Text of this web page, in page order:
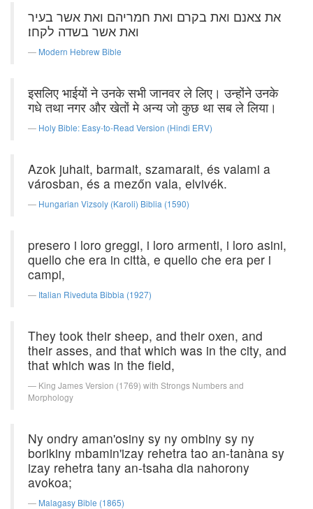
את צאנם ואת בקרם ואת חמריהם ואת אשר בעיר
ואת אשר בשדה לקחו׃
Modern Hebrew Bible
इसलिए भाईयों ने उनके सभी जानवर ले लिए। उन्होंने उनके
गधे तथा नगर और खेतों मे अन्य जो कुछ था सब ले लिया।
Holy Bible: Easy-to-Read Version (Hindi ERV)
Azok juhait, barmait, szamarait, és valami a
városban, és a mezőn vala, elvivék.
Hungarian Vizsoly (Karoli) Biblia (1590)
presero i loro greggi, i loro armenti, i loro asini,
quello che era in città, e quello che era per i
campi,
Italian Riveduta Bibbia (1927)
They took their sheep, and their oxen, and
their asses, and that which was in the city, and
that which was in the field,
King James Version (1769) with Strongs Numbers and
Morphology
Ny ondry aman'osiny sy ny ombiny sy ny
borikiny mbamin'izay rehetra tao an-tanàna sy
izay rehetra tany an-tsaha dia nahorony
avokoa;
Malagasy Bible (1865)